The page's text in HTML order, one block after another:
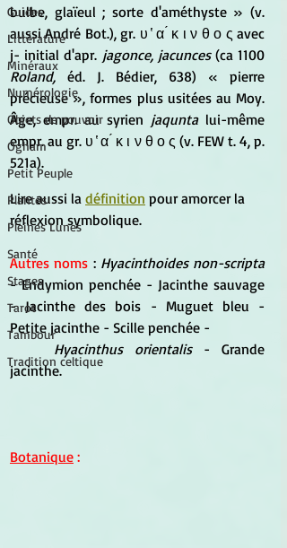
Guides
Littérature
Minéraux
Numérologie
Objets de pouvoir
Ogham
Petit Peuple
Plantes
Pleines Lunes
Santé
Stages
Tarot
Tambour
Tradition celtique
bulbe, glaïeul ; sorte d'améthyste » (v.
aussi André Bot.), gr. υ ̔ α ́ κ ι ν θ ο ς avec
j- initial d'apr. jagonce, jacunces
Roland, éd. J. Bédier, 638) « pierre
précieuse », formes plus usitées au Moy.
Âge, empr. au syrien jaqunta lui-même
empr. au gr. υ ̔ α ́ κ ι ν θ ο ς (v. FEW t. 4, p.
521a).
Lire aussi la définition pour amorcer la
réflexion symbolique.
Autres noms : Hyacinthoides non-scripta
- Endymion penchée - Jacinthe sauvage
- Jacinthe des bois - Muguet bleu -
Petite jacinthe - Scille penchée -
Hyacinthus orientalis - Grande
jacinthe.
Botanique :